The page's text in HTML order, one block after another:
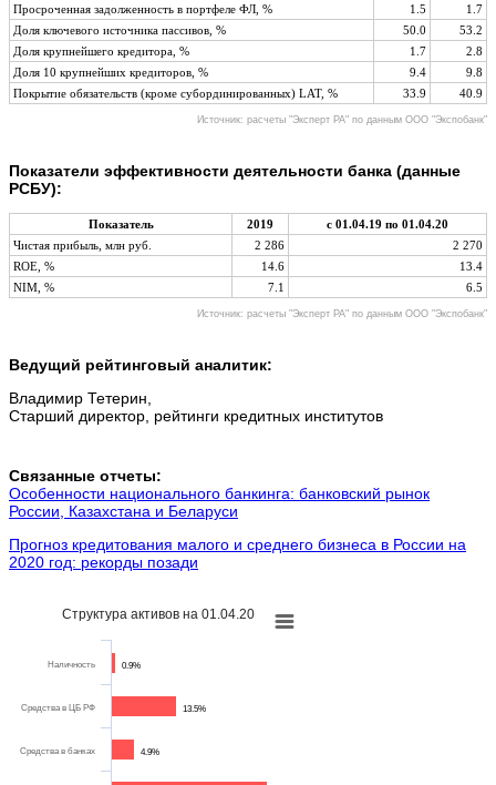
Просроченная задолженность в портфеле ФЛ, %
1.5
1.7
Доля ключевого источника пассивов, %
50.0
53.2
Доля крупнейшего кредитора, %
1.7
2.8
Доля 10 крупнейших кредиторов, %
9.4
9.8
Покрытие обязательств (кроме субординированных) LAT, %
33.9 40.9
Источник: расчеты "Эксперт РА" по данным ООО "Экспобанк"
Показатели эффективности деятельности банка (данные
РСБУ):
Показатель 2019
с 01.04.19 по 01.04.20
Чистая прибыль, млн руб.
2 286
2 270
ROE, %
14.6
13.4
NIM, %
7.1 6.5
Источник: расчеты "Эксперт РА" по данным ООО "Экспобанк"
Ведущий рейтинговый аналитик:
Владимир Тетерин,
Старший директор, рейтинги кредитных институтов
Связанные отчеты:
Особенности национального банкинга: банковский рынок
России, Казахстана и Беларуси
Прогноз кредитования малого и среднего бизнеса в России на
2020 год: рекорды позади
Структура активов на 01.04.20
0.9%
13.5%
4.9%
Наличность
Средства в ЦБ РФ
Средства в банках